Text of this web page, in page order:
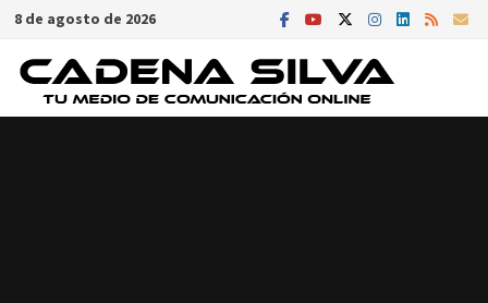
Saltar
contenido
8 de agosto de 2026